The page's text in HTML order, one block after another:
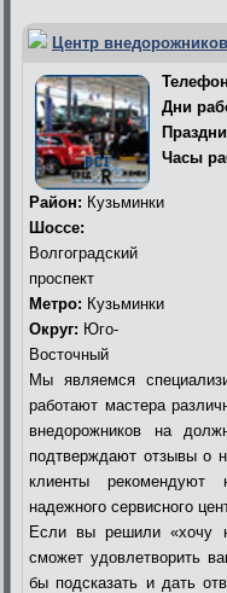
Центр
Дни
Часы
Район: Кузьминки
Шоссе:
Волгоградский
проспект
Метро: Кузьминки
Округ: Юго-
Восточный
Мы являемся
работают мастера
внедорожников на
подтверждают отзывы о
клиенты
надежного сервисного
Если вы решили «хочу
сможет удовлетворить
бы подсказать и дать